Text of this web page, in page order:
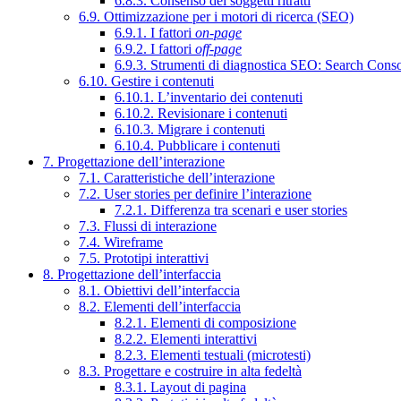
6.9. Ottimizzazione per i motori di ricerca (SEO)
6.9.1. I fattori on-page
6.9.2. I fattori off-page
6.9.3. Strumenti di diagnostica SEO: Search
6.10. Gestire i contenuti
6.10.1. L’inventario dei contenuti
6.10.2. Revisionare i contenuti
6.10.3. Migrare i contenuti
6.10.4. Pubblicare i contenuti
7. Progettazione dell’interazione
7.1. Caratteristiche dell’interazione
7.2. User stories per definire l’interazione
7.2.1. Differenza tra scenari e user stories
7.3. Flussi di interazione
7.4. Wireframe
7.5. Prototipi interattivi
8. Progettazione dell’interfaccia
8.1. Obiettivi dell’interfaccia
8.2. Elementi dell’interfaccia
8.2.1. Elementi di composizione
8.2.2. Elementi interattivi
8.2.3. Elementi testuali (microtesti)
8.3. Progettare e costruire in alta fedeltà
8.3.1. Layout di pagina